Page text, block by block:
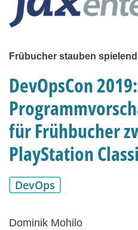
Frübucher stauben
DevOpsCon 2019:
für Frühbucher
PlayStation
DevOps
Dominik Mohilo